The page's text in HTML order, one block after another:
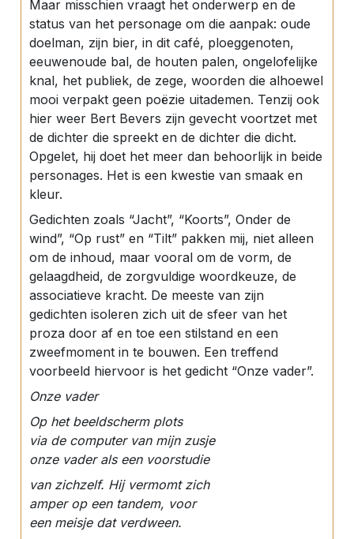
Maar misschien vraagt het onderwerp en de
status van het personage om die aanpak: oude
doelman, zijn bier, in dit café, ploeggenoten,
eeuwenoude bal, de houten palen, ongelofelijke
knal, het publiek, de zege, woorden die alhoewel
mooi verpakt geen poëzie uitademen. Tenzij ook
hier weer Bert Bevers zijn gevecht voortzet met
de dichter die spreekt en de dichter die dicht.
Opgelet, hij doet het meer dan behoorlijk in beide
personages. Het is een kwestie van smaak en
kleur.
Gedichten zoals “Jacht”, “Koorts”, Onder de
wind”, “Op rust” en “Tilt” pakken mij, niet alleen
om de inhoud, maar vooral om de vorm, de
gelaagdheid, de zorgvuldige woordkeuze, de
associatieve kracht. De meeste van zijn
gedichten isoleren zich uit de sfeer van het
proza door af en toe een stilstand en een
zweefmoment in te bouwen. Een treffend
voorbeeld hiervoor is het gedicht “Onze vader”.
Onze vader
Op het beeldscherm plots
via de computer van mijn zusje
onze vader als een voorstudie
van zichzelf. Hij vermomt zich
amper op een tandem, voor
een meisje dat verdween.